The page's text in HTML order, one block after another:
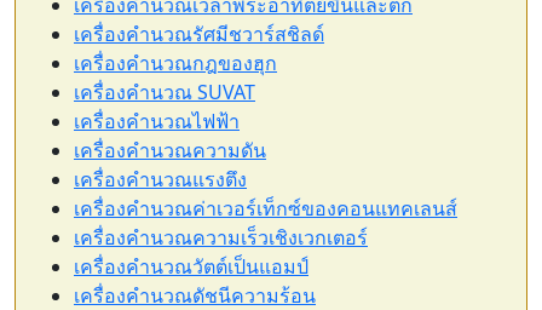
เครื่องคำนวณรัศมีชวาร์สชิลด์
เครื่องคำนวณกฎของฮุก
เครื่องคำนวณ SUVAT
เครื่องคำนวณไฟฟ้า
เครื่องคำนวณความดัน
เครื่องคำนวณแรงตึง
เครื่องคำนวณค่าเวอร์เท็กซ์ของคอนแทคเลนส์
เครื่องคำนวณความเร็วเชิงเวกเตอร์
เครื่องคำนวณวัตต์เป็นแอมป์
เครื่องคำนวณดัชนีความร้อน